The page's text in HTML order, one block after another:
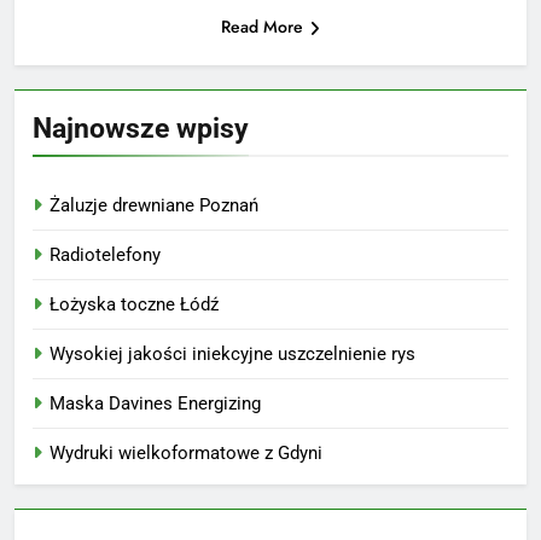
Read More
Najnowsze wpisy
Żaluzje drewniane Poznań
Radiotelefony
Łożyska toczne Łódź
Wysokiej jakości iniekcyjne uszczelnienie rys
Maska Davines Energizing
Wydruki wielkoformatowe z Gdyni